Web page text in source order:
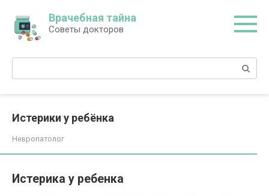
контенту
Врачебная тайна
Советы докторов
Поиск:
Истерики у ребёнка
Невропатолог
Истерика у ребенка